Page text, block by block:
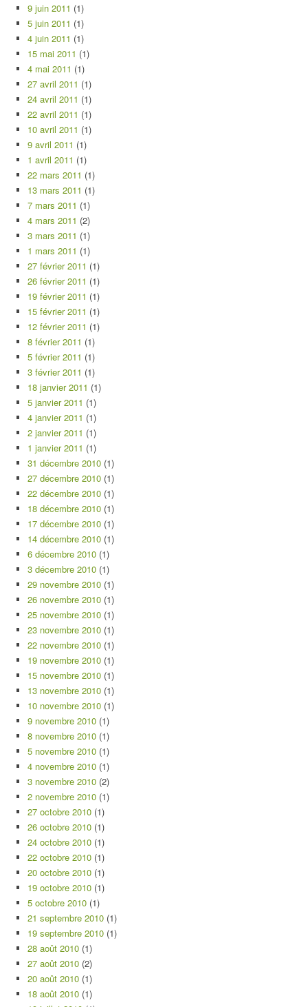
9 juin 2011 (1)
5 juin 2011 (1)
4 juin 2011 (1)
15 mai 2011 (1)
4 mai 2011 (1)
27 avril 2011 (1)
24 avril 2011 (1)
22 avril 2011 (1)
10 avril 2011 (1)
9 avril 2011 (1)
1 avril 2011 (1)
22 mars 2011 (1)
13 mars 2011 (1)
7 mars 2011 (1)
4 mars 2011 (2)
3 mars 2011 (1)
1 mars 2011 (1)
27 février 2011 (1)
26 février 2011 (1)
19 février 2011 (1)
15 février 2011 (1)
12 février 2011 (1)
8 février 2011 (1)
5 février 2011 (1)
3 février 2011 (1)
18 janvier 2011 (1)
5 janvier 2011 (1)
4 janvier 2011 (1)
2 janvier 2011 (1)
1 janvier 2011 (1)
31 décembre 2010 (1)
27 décembre 2010 (1)
22 décembre 2010 (1)
18 décembre 2010 (1)
17 décembre 2010 (1)
14 décembre 2010 (1)
6 décembre 2010 (1)
3 décembre 2010 (1)
29 novembre 2010 (1)
26 novembre 2010 (1)
25 novembre 2010 (1)
23 novembre 2010 (1)
22 novembre 2010 (1)
19 novembre 2010 (1)
15 novembre 2010 (1)
13 novembre 2010 (1)
10 novembre 2010 (1)
9 novembre 2010 (1)
8 novembre 2010 (1)
5 novembre 2010 (1)
4 novembre 2010 (1)
3 novembre 2010 (2)
2 novembre 2010 (1)
27 octobre 2010 (1)
26 octobre 2010 (1)
24 octobre 2010 (1)
22 octobre 2010 (1)
20 octobre 2010 (1)
19 octobre 2010 (1)
5 octobre 2010 (1)
21 septembre 2010 (1)
19 septembre 2010 (1)
28 août 2010 (1)
27 août 2010 (2)
20 août 2010 (1)
18 août 2010 (1)